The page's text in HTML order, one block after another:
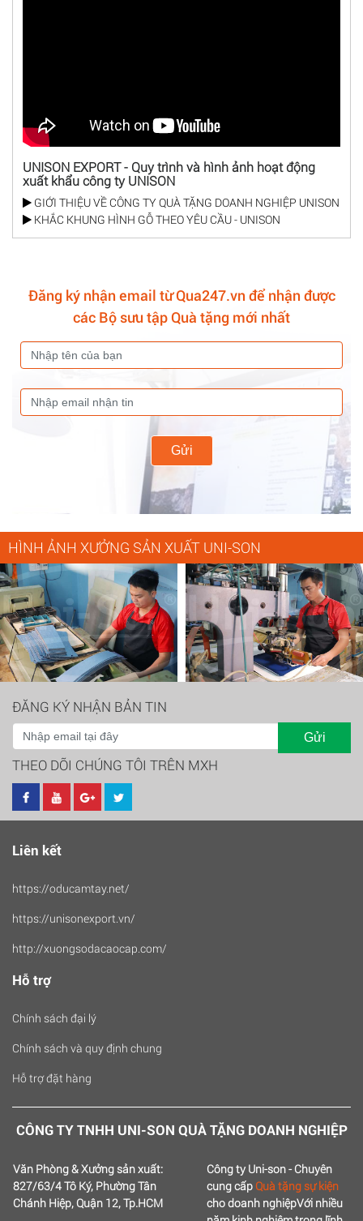
UNISON EXPORT - Quy trình và hình ảnh hoạt động
xuất khẩu công ty UNISON
GIỚI THIỆU VỀ CÔNG TY QUÀ TẶNG DOANH NGHIỆP UNISON
KHẮC KHUNG HÌNH GỖ THEO YÊU CẦU - UNISON
Đăng ký nhận email từ Qua247.vn để nhận được
các Bộ sưu tập Quà tặng mới nhất
Gửi
HÌNH ẢNH XƯỞNG SẢN XUẤT UNI-SON
ĐĂNG KÝ NHẬN BẢN TIN
Gửi
THEO DÕI CHÚNG TÔI TRÊN MXH
Liên kết
https://oducamtay.net/
https://unisonexport.vn/
http://xuongsodacaocap.com/
Hỗ trợ
Chính sách đại lý
Chính sách và quy định chung
Hỗ trợ đặt hàng
CÔNG TY TNHH UNI-SON QUÀ TẶNG DOANH NGHIỆP
Văn Phòng & Xưởng sản xuất:
827/63/4 Tô Ký, Phường Tân
Chánh Hiệp, Quận 12, Tp.HCM
Công ty Uni-son - Chuyên
cung cấp Quà tặng sự kiện
cho doanh nghiệpVới nhiều